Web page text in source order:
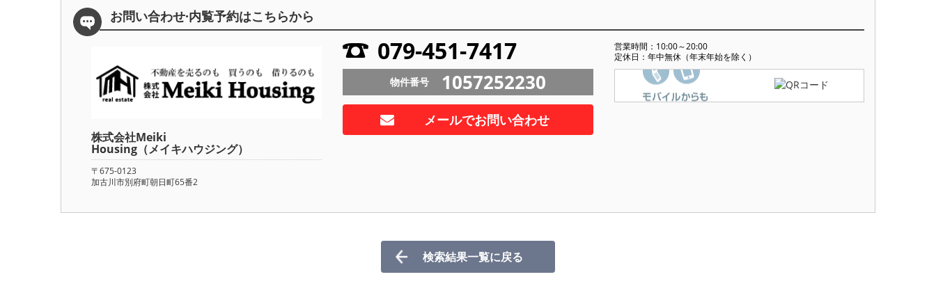
お問い合わせ·内覧予約はこちらから
株式会社Meiki
Housing（メイキハウジング）
〒675-0123
加古川市別府町朝日町65番2
079-451-7417
営業時間：10:00～20:00
定休日：年中無休（年末年始を除く）
物件番号 1057252230
メールでお問い合わせ
検索結果一覧に戻る